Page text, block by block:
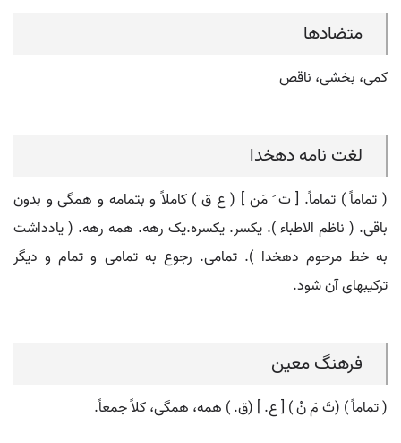
متضادها
کمی، بخشی، ناقص
لغت نامه دهخدا
( تماماً ) تماماً. [ ت َ مَن ] ( ع ق ) کاملاً و بتمامه و همگی و بدون
باقی. ( ناظم الاطباء ). یکسر. یکسره.یک رهه. همه رهه. ( یادداشت
به خط مرحوم دهخدا ). تمامی. رجوع به تمامی و تمام و دیگر
ترکیبهای آن شود.
فرهنگ معین
( تماماً ) (تَ مَ نْ ) [ ع. ] (ق. ) همه، همگی، کلاً جمعاً.